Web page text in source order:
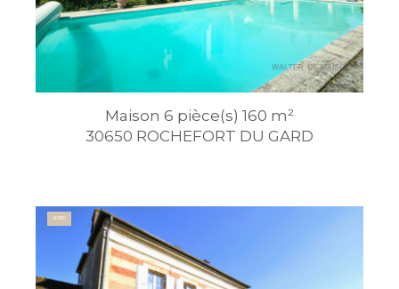
Maison 6 pièce(s) 160 m²
30650 ROCHEFORT DU GARD
VENDU